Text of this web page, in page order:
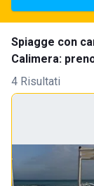
Spiagge con
Calimera:
4 Risultati